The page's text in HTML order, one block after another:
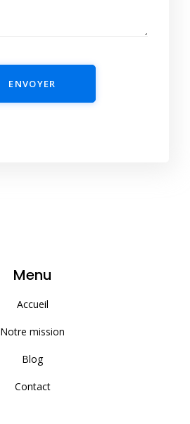
ENVOYER
Menu
Accueil
Notre mission
Blog
Contact